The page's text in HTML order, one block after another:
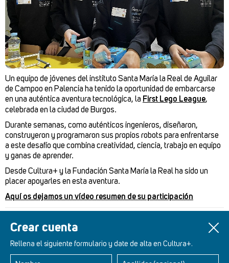
Crear cuenta
Rellena el siguiente formulario y date de alta en Cultura+.
Un equipo de jóvenes del instituto Santa María la Real de Aguilar
de Campoo en Palencia ha tenido la oportunidad de embarcarse
en una auténtica aventura tecnológica, la First Lego League,
celebrada en la ciudad de Burgos.
Durante semanas, como auténticos ingenieros, diseñaron,
construyeron y programaron sus propios robots para enfrentarse
a este desafío que combina creatividad, ciencia, trabajo en equipo
y ganas de aprender.
Desde Cultura+ y la Fundación Santa María la Real ha sido un
placer apoyarles en esta aventura.
Aquí os dejamos un vídeo resumen de su participación